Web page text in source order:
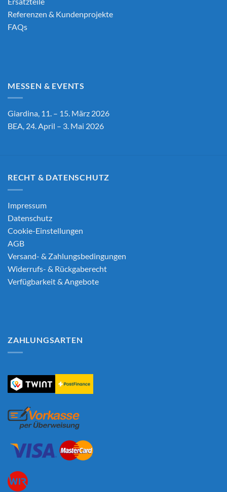
Referenzen & Kundenprojekte
FAQs
MESSEN & EVENTS
Giardina, 11. – 15. März 2026
BEA, 24. April – 3. Mai 2026
RECHT & DATENSCHUTZ
Impressum
Datenschutz
Cookie-Einstellungen
AGB
Versand- & Zahlungsbedingungen
Widerrufs- & Rückgaberecht
Verfügbarkeit & Angebote
ZAHLUNGSARTEN